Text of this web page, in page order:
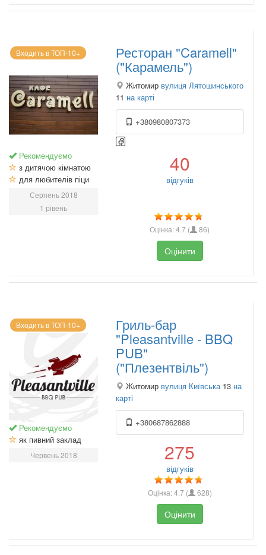
Входить в ТОП-10+
Рекомендуємо
з дитячою кімнатою
для любителів піци
Серпень 2018
1 рівень
Ресторан "Caramell"
("Карамель")
Житомир вулиця Лятошинського
11 на карті
+380980807373
40
відгуків
Оцінка:4.7 ( 86)
Оцінити
Входить в ТОП-10+
Рекомендуємо
як пивний заклад
Червень 2018
Гриль-бар
"Pleasantville - BBQ
PUB"
("Плезентвіль")
Житомир вулиця Київська 13 на
карті
+380687862888
275
відгуків
Оцінка:4.7 ( 628)
Оцінити